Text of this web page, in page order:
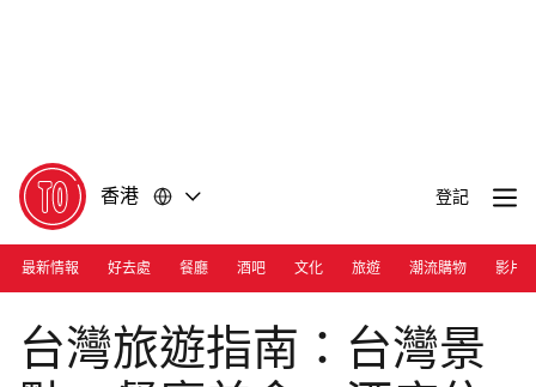
香港 登記
最新情報 好去處 餐廳 酒吧 文化 旅遊 潮流購物 影片
Photograph: Shutterstock
台灣旅遊指南：台灣景